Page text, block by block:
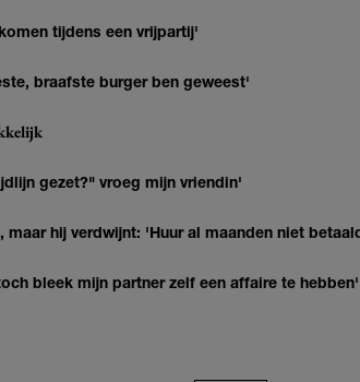
tijdens een vrijpartij'
braafste burger ben geweest'
gezet?" vroeg mijn vriendin'
maar hij verdwijnt: 'Huur al maanden niet
bleek mijn partner zelf een affaire te hebben'